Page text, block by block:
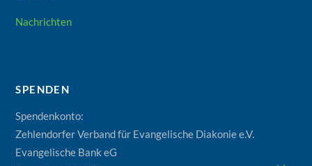
Nachrichten
SPENDEN
Spendenkonto:
Zehlendorfer Verband für Evangelische Diakonie e.V.
Evangelische Bank eG